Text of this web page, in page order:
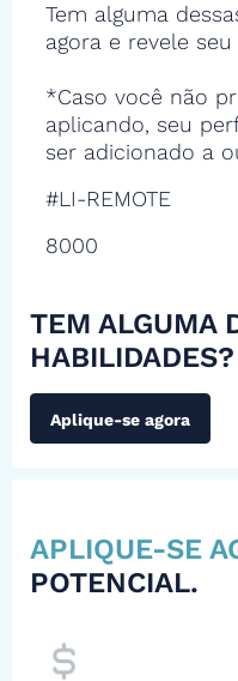
Tem alguma
agora e revele
*Caso você não
aplicando, seu
ser adicionado a
#LI-REMOTE
8000
TEM ALGUMA
HABILIDADES?
Aplique-se agora
APLIQUE-SE
POTENCIAL.